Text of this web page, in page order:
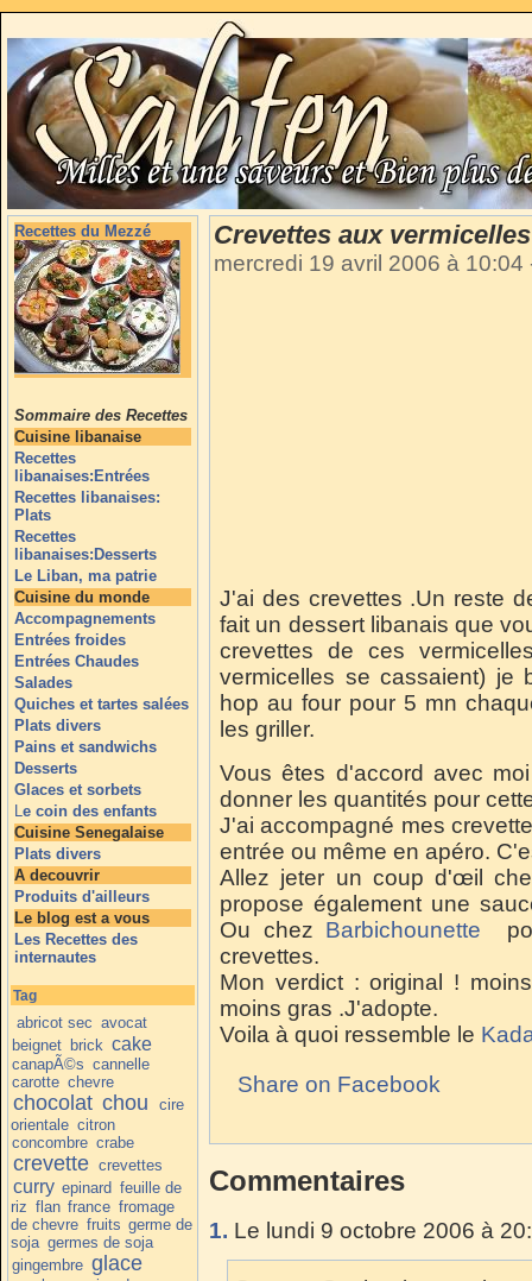
Recettes du Mezzé
Sommaire des Recettes
Cuisine libanaise
Recettes
libanaises:Entrées
Recettes libanaises:
Plats
Recettes
libanaises:Desserts
Le Liban, ma patrie
Cuisine du monde
Accompagnements
Entrées froides
Entrées Chaudes
Salades
Quiches et tartes salées
Plats divers
Pains et sandwichs
Desserts
Glaces et sorbets
Le coin des enfants
Cuisine Senegalaise
Plats divers
A decouvrir
Produits d'ailleurs
Le blog est a vous
Les Recettes des
internautes
Tag
abricot sec avocat
beignet brick cake
canapÃ©s cannelle
carotte chevre
chocolat chou
cire
orientale citron
concombre crabe
crevette crevettes
curry epinard feuille de
riz flan france fromage
de chevre fruits germe de
soja germes de soja
gingembre glace
Crevettes aux
mercredi 19 avril 2006 à 10:04
J'ai des crevettes .Un reste
fait un dessert libanais que
crevettes de ces
vermicelles se cassaient) je
hop au four pour 5 mn
les griller.
Vous êtes d'accord avec
donner les quantités pour
J'ai accompagné mes
entrée ou même en apéro.
Allez jeter un coup d'œil
propose également une
Ou chez Barbichounette
crevettes.
Mon verdict : original !
moins gras .J'adopte.
Voila à quoi ressemble le
Share on Facebook
Commentaires
1. Le lundi 9 octobre 2006 à